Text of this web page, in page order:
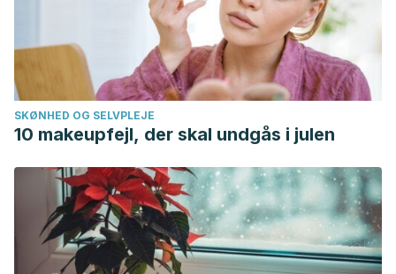
SKØNHED OG SELVPLEJE
10 makeupfejl, der skal undgås i julen